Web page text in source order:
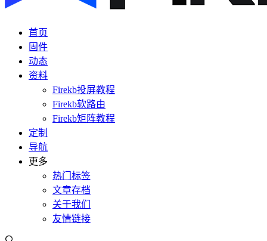
首页
固件
动态
资料
Firekb投屏教程
Firekb软路由
Firekb矩阵教程
定制
导航
更多
热门标签
文章存档
关于我们
友情链接